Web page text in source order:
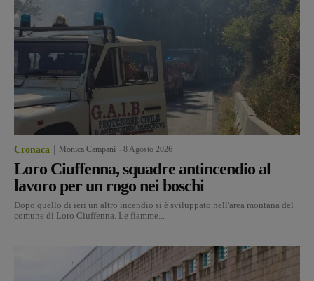
Cronaca Monica Campani 8 Agosto 2026
Loro Ciuffenna, squadre antincendio al
lavoro per un rogo nei boschi
Dopo quello di ieri un altro incendio si è sviluppato nell'area montana del
comune di Loro Ciuffenna. Le fiamme...